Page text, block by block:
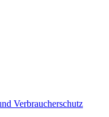
Verbraucherschutz